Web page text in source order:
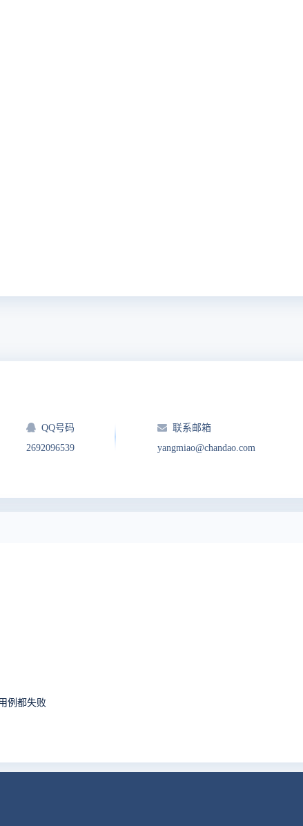
QQ号码
2692096539
联系邮箱
yangmiao@chandao.com
例都失败